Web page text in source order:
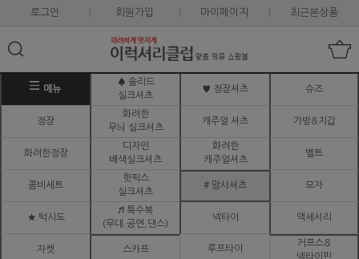
로그인 회원가입 마이페이지 최근본상품
메뉴
♠ 솔리드
실크셔츠
♥ 정장셔츠 슈즈
정장
화려한
무늬 실크셔츠
캐주얼 셔츠 가방&지갑
화려한정장
디자인
배색실크셔츠
화려한
캐주얼셔츠
벨트
콤비세트
핫픽스
실크셔츠
# 망사셔츠 모자
★ 턱시도
♬ 특수복
(무대.공연,댄스)
넥타이 액세서리
자켓 스카프 루프타이
커프스&
넥타이핀